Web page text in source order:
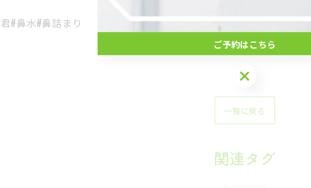
#鼻水#鼻詰まり
一覧に戻る
関連タグ
ご予約はこちら
ご予約はこちら